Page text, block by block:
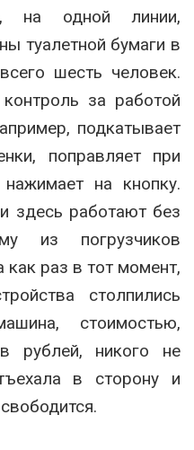
на одной линии,
туалетной бумаги в
шесть человек.
за работой
подкатывает
поправляет при
на кнопку.
здесь работают без
из погрузчиков
как раз в тот момент,
столпились
стоимостью,
рублей, никого не
в сторону и